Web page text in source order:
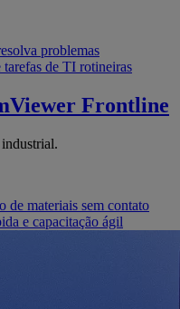
problemas
tarefas de TI rotineiras
Frontline
de materiais sem contato
e capacitação ágil